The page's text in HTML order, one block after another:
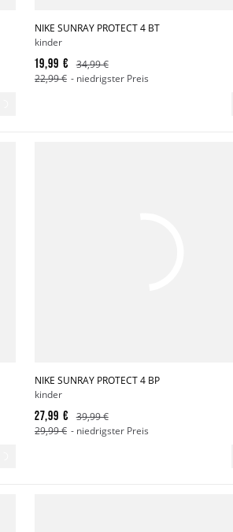
NIKE SUNRAY PROTECT 4 BT
kinder
19,99 €
34,99 €
22,99 € - niedrigster Preis
NIKE SUNRAY PROTECT 4 BP
kinder
27,99 €
39,99 €
29,99 € - niedrigster Preis